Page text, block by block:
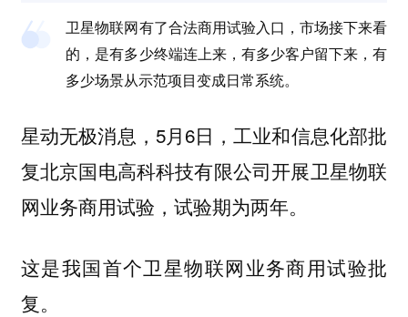
卫星物联网有了合法商用试验入口，市场接下来看
的，是有多少终端连上来，有多少客户留下来，有
多少场景从示范项目变成日常系统。
星动无极消息，5月6日，工业和信息化部批
复北京国电高科科技有限公司开展卫星物联
网业务商用试验，试验期为两年。
这是我国首个卫星物联网业务商用试验批
复。